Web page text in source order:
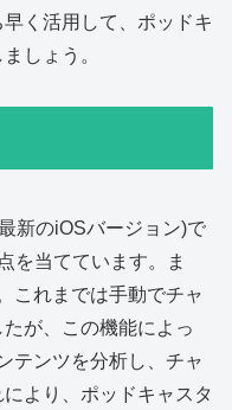
く活用して、ポッドキ
しょう。
新のiOSバージョン)で
を当てています。ま
これまでは手動でチャ
が、この機能によっ
テンツを分析し、チャ
より、ポッドキャスタ